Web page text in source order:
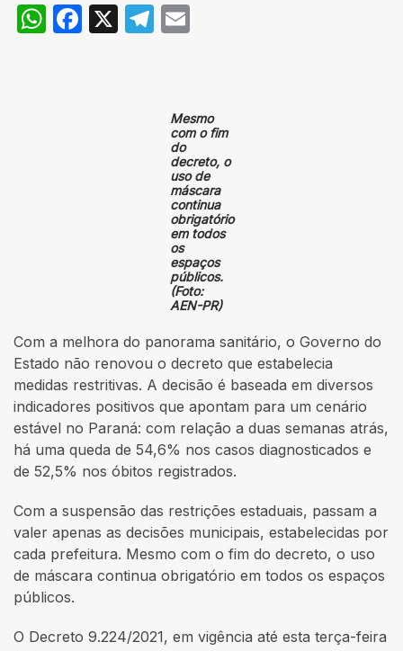
WhatsApp
Facebook
X Telegram
Mesmo
com o fim
do
decreto, o
uso de
máscara
continua
obrigatório
em todos
os
espaços
públicos.
(Foto:
AEN-PR)
Com a melhora do panorama sanitário, o Governo do
Estado não renovou o decreto que estabelecia
medidas restritivas. A decisão é baseada em diversos
indicadores positivos que apontam para um cenário
estável no Paraná: com relação a duas semanas atrás,
há uma queda de 54,6% nos casos diagnosticados e
de 52,5% nos óbitos registrados.
Com a suspensão das restrições estaduais, passam a
valer apenas as decisões municipais, estabelecidas por
cada prefeitura. Mesmo com o fim do decreto, o uso
de máscara continua obrigatório em todos os espaços
públicos.
O Decreto 9.224/2021, em vigência até esta terça-feira